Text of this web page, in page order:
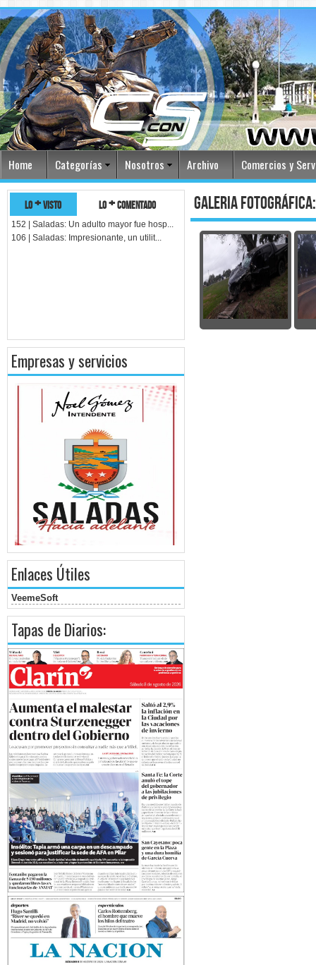
Home Categorías Nosotros Archivo Comercios y
lo + visto lo + comentado
152 | Saladas: Un adulto mayor fue hosp...
106 | Saladas: Impresionante, un utilit...
Empresas y servicios
Enlaces Útiles
VeemeSoft
Tapas de Diarios:
galeria fotográfica: